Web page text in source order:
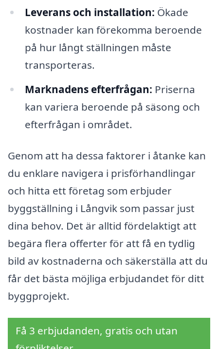
Leverans och installation: Ökade
kostnader kan förekomma beroende
på hur långt ställningen måste
transporteras.
Marknadens efterfrågan: Priserna
kan variera beroende på säsong och
efterfrågan i området.
Genom att ha dessa faktorer i åtanke kan
du enklare navigera i prisförhandlingar
och hitta ett företag som erbjuder
byggställning i Långvik som passar just
dina behov. Det är alltid fördelaktigt att
begära flera offerter för att få en tydlig
bild av kostnaderna och säkerställa att du
får det bästa möjliga erbjudandet för ditt
byggprojekt.
Få 3 erbjudanden, gratis och utan